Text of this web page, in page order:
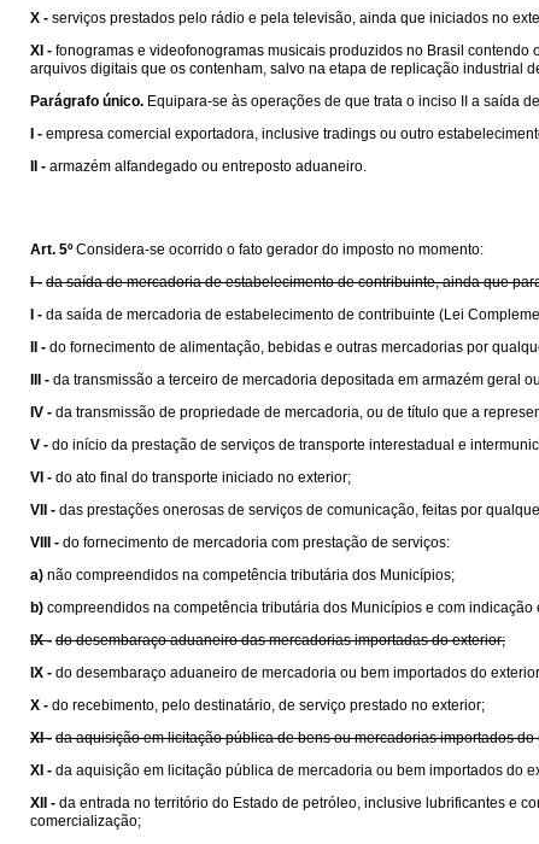
X - serviços prestados pelo rádio e pela televisão, ainda que iniciados no
XI - fonogramas e videofonogramas musicais produzidos no Brasil
arquivos digitais que os contenham, salvo na etapa de replicação industrial
Parágrafo único. Equipara-se às operações de que trata o inciso II a saída
I - empresa comercial exportadora, inclusive tradings ou outro
II - armazém alfandegado ou entreposto aduaneiro.
Art. 5º Considera-se ocorrido o fato gerador do imposto no momento:
I - da saída de mercadoria de estabelecimento de contribuinte, ainda que
I - da saída de mercadoria de estabelecimento de contribuinte (Lei
II - do fornecimento de alimentação, bebidas e outras mercadorias por
III - da transmissão a terceiro de mercadoria depositada em armazém geral
IV - da transmissão de propriedade de mercadoria, ou de título que a
V - do início da prestação de serviços de transporte interestadual e
VI - do ato final do transporte iniciado no exterior;
VII - das prestações onerosas de serviços de comunicação, feitas por
VIII - do fornecimento de mercadoria com prestação de serviços:
a) não compreendidos na competência tributária dos Municípios;
b) compreendidos na competência tributária dos Municípios e com
IX - do desembaraço aduaneiro das mercadorias importadas do exterior;
IX - do desembaraço aduaneiro de mercadoria ou bem importados do
X - do recebimento, pelo destinatário, de serviço prestado no exterior;
XI - da aquisição em licitação pública de bens ou mercadorias importados
XI - da aquisição em licitação pública de mercadoria ou bem importados do
XII - da entrada no território do Estado de petróleo, inclusive lubrificantes e
comercialização;